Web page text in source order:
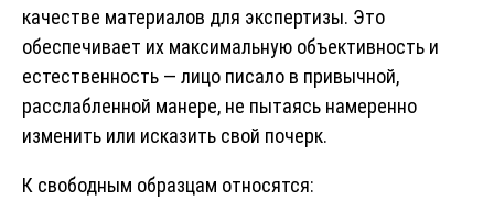
качестве материалов для экспертизы. Это
обеспечивает их максимальную объективность и
естественность — лицо писало в привычной,
расслабленной манере, не пытаясь намеренно
изменить или исказить свой почерк.
К свободным образцам относятся: